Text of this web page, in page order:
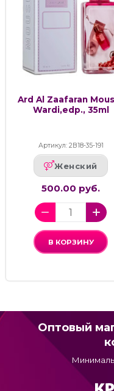
Ard Al Zaafaran
Wardi,edp., 35ml
Артикул: 2В18-35-191
Женский
500.00 руб.
В КОРЗИНУ
Оптовый